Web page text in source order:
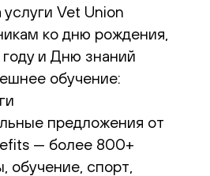
Vet Union
ко дню рождения,
и Дню знаний
обучение:
предложения от
— более 800+
обучение, спорт,